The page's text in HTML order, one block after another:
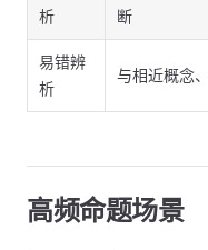
析
断
易错辨
析
与相近概念
高频命题场景